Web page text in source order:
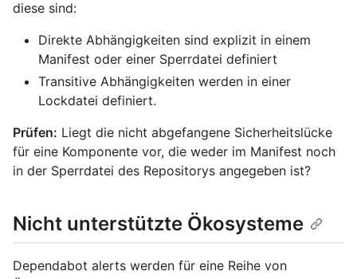
diese sind:
Direkte Abhängigkeiten sind explizit in einem
Manifest oder einer Sperrdatei definiert
Transitive Abhängigkeiten werden in einer
Lockdatei definiert.
Prüfen: Liegt die nicht abgefangene Sicherheitslücke
für eine Komponente vor, die weder im Manifest noch
in der Sperrdatei des Repositorys angegeben ist?
Nicht unterstützte Ökosysteme
Dependabot alerts werden für eine Reihe von